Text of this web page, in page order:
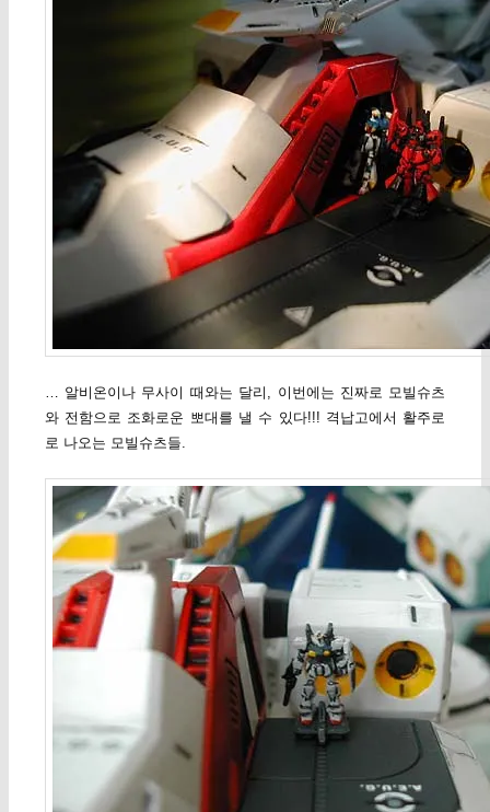
… 알비온이나 무사이 때와는 달리, 이번에는 진짜로 모빌슈츠
와 전함으로 조화로운 뽀대를 낼 수 있다!!! 격납고에서 활주로
로 나오는 모빌슈츠들.